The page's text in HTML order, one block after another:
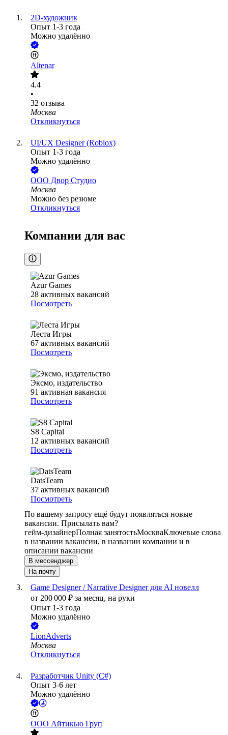
2D-художник
Опыт 1-3 года
Можно удалённо
Altenar
4.4
•
32 отзыва
Москва
Откликнуться
UI/UX Designer (Roblox)
Опыт 1-3 года
Можно удалённо
ООО Двор Студио
Москва
Можно без резюме
Откликнуться
Компании для вас
Azur Games
28 активных вакансий
Посмотреть
Леста Игры
67 активных вакансий
Посмотреть
Эксмо, издательство
91 активная вакансия
Посмотреть
S8 Capital
12 активных вакансий
Посмотреть
DatsTeam
37 активных вакансий
Посмотреть
По вашему запросу ещё будут появляться новые
вакансии. Присылать вам?
гейм-дизайнерПолная занятостьМоскваКлючевые слова
в названии вакансии, в названии компании и в
описании вакансии
В мессенджер
На почту
Game Designer / Narrative Designer для AI новелл
от 200 000 ₽ за месяц, на руки
Опыт 1-3 года
Можно удалённо
LionAdverts
Москва
Откликнуться
Разработчик Unity (C#)
Опыт 3-6 лет
Можно удалённо
ООО Айтикью Груп